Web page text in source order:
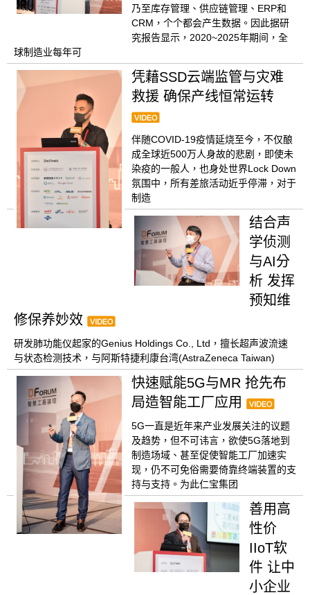
乃至库存管理、供应链管理、ERP和
CRM，个个都会产生数据。因此据研
究报告显示，2020~2025年期间，全
球制造业每年可
凭藉SSD云端监管与灾难
救援 确保产线恒常运转
伴随COVID-19疫情延烧至今，不仅酿
成全球近500万人身故的悲剧，即使未
染疫的一般人，也身处世界Lock Down
氛围中，所有差旅活动近乎停滞，对于
制造
结合声
学侦测
与AI分
析 发挥
预知维
修保养妙效
研发肺功能仪起家的Genius Holdings Co., Ltd，擅长超声波流速
与状态检测技术，与阿斯特捷利康台湾(AstraZeneca Taiwan)
快速赋能5G与MR 抢先布
局造智能工厂应用
5G一直是近年来产业发展关注的议题
及趋势，但不可讳言，欲使5G落地到
制造场域、甚至促使智能工厂加速实
现，仍不可免俗需要倚靠终端装置的支
持与支持。为此仁宝集团
善用高
性价
IIoT软
件 让中
小企业